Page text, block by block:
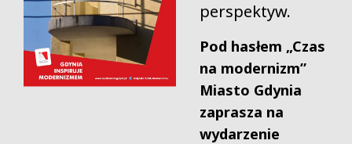
perspektyw.
Pod hasłem „Czas
na modernizm”
Miasto Gdynia
zaprasza na
wydarzenie